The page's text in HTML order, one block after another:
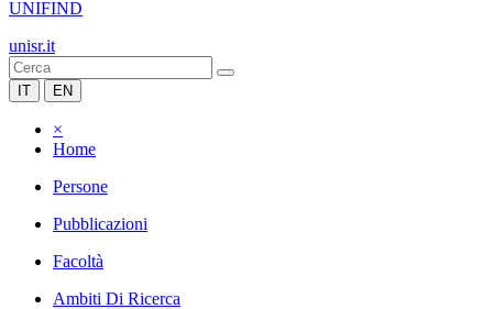
UNIFIND
unisr.it
IT EN
×
Home
Persone
Pubblicazioni
Facoltà
Ambiti Di Ricerca